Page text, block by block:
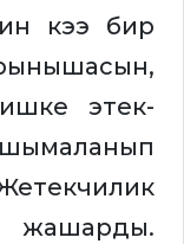
кээ бир
этек-
жашарды.